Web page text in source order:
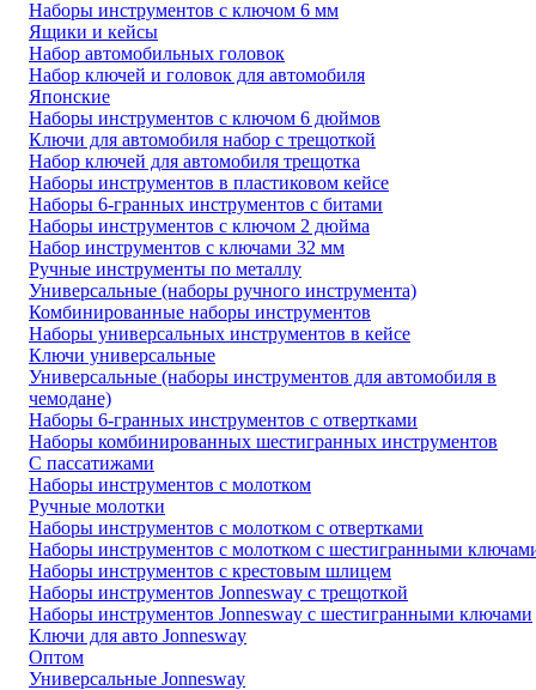
Наборы инструментов с ключом 6 мм
Ящики и кейсы
Набор автомобильных головок
Набор ключей и головок для автомобиля
Японские
Наборы инструментов с ключом 6 дюймов
Ключи для автомобиля набор с трещоткой
Набор ключей для автомобиля трещотка
Наборы инструментов в пластиковом кейсе
Наборы 6-гранных инструментов с битами
Наборы инструментов с ключом 2 дюйма
Набор инструментов с ключами 32 мм
Ручные инструменты по металлу
Универсальные (наборы ручного инструмента)
Комбинированные наборы инструментов
Наборы универсальных инструментов в кейсе
Ключи универсальные
Универсальные (наборы инструментов для автомобиля в
чемодане)
Наборы 6-гранных инструментов с отвертками
Наборы комбинированных шестигранных инструментов
С пассатижами
Наборы инструментов с молотком
Ручные молотки
Наборы инструментов с молотком с отвертками
Наборы инструментов с молотком с шестигранными
Наборы инструментов с крестовым шлицем
Наборы инструментов Jonnesway с трещоткой
Наборы инструментов Jonnesway с шестигранными ключами
Ключи для авто Jonnesway
Оптом
Универсальные Jonnesway